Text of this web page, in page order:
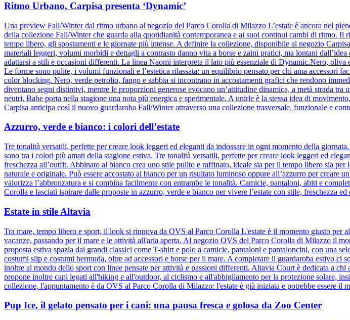
Ritmo Urbano, Carpisa presenta ‘Dynamic’
Una preview Fall/Winter dal ritmo urbano al negozio del Parco Corolla di Milazzo L’estate è ancora nel
della collezione Fall/Winter che guarda alla quotidianità contemporanea e ai suoi continui cambi di ritmo. Il
tempo libero, gli spostamenti e le giornate più intense. A definire la collezione, disponibile al negozio
materiali leggeri, volumi morbidi e dettagli a contrasto danno vita a borse e zaini pratici, ma lontani
adattarsi a stili e occasioni differenti. La linea Naomi interpreta il lato più essenziale di Dynamic.Nero,
Le forme sono pulite, i volumi funzionali e l’estetica rilassata: un equilibrio pensato per chi ama accessori
color blocking. Nero, verde petrolio, fango e sabbia si incontrano in accostamenti grafici che rendono
diventano segni distintivi, mentre le proporzioni generose evocano un’attitudine dinamica, a metà strada
neutri, Babe porta nella stagione una nota più energica e sperimentale. A unirle è la stessa idea di
Carpisa anticipa così il nuovo guardaroba Fall/Winter attraverso una collezione trasversale, funzionale e
Azzurro, verde e bianco: i colori dell’estate
Tre tonalità versatili, perfette per creare look leggeri ed eleganti da indossare in ogni momento della
sono tra i colori più amati della stagione estiva. Tre tonalità versatili, perfette per creare look leggeri ed
freschezza all’outfit. Abbinato al bianco crea uno stile pulito e raffinato, ideale sia per il tempo libero sia
naturale e originale. Può essere accostato al bianco per un risultato luminoso oppure all’azzurro per
valorizza l’abbronzatura e si combina facilmente con entrambe le tonalità. Camicie, pantaloni, abiti e
Corolla e lasciati ispirare dalle proposte in azzurro, verde e bianco per vivere l’estate con stile, freschezza ed
Estate in stile Altavia
Tra mare, tempo libero e sport, il look si rinnova da OVS al Parco Corolla L'estate è il momento giusto per
vacanze, passando per il mare e le attività all'aria aperta. Al negozio OVS del Parco Corolla di Milazzo il
proposta estiva spazia dai grandi classici come T-shirt e polo a camicie, pantaloni e pantaloncini, con una
costumi slip e costumi bermuda, oltre ad accessori e borse per il mare. A completare il guardaroba estivo
inoltre al mondo dello sport con linee pensate per attività e passioni differenti. Altavia Court è dedicata a
propone inoltre capi legati all'hiking e all'outdoor, al ciclismo e all'abbigliamento per la protezione solare,
collezione, l'appuntamento è da OVS al Parco Corolla di Milazzo: l'estate è già iniziata e potrebbe essere il
Pup Ice, il gelato pensato per i cani: una pausa fresca e golosa da Zoo Center